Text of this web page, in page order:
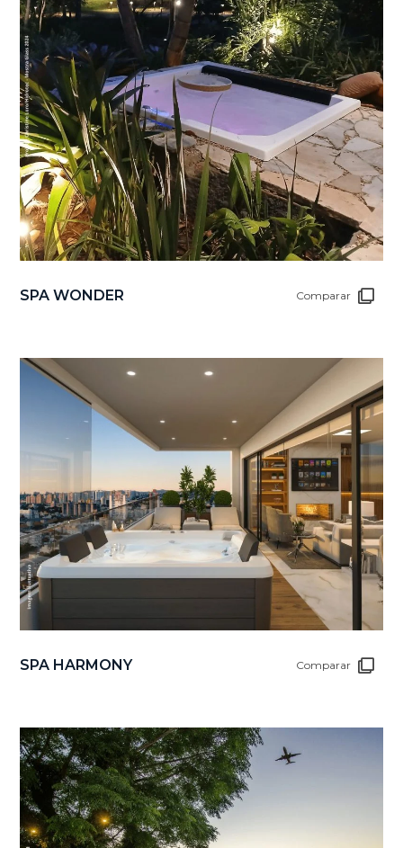
SPA WONDER Comparar
SPA HARMONY Comparar